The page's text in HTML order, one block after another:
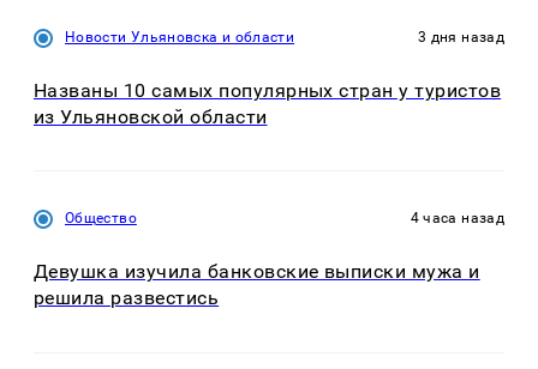
Новости Ульяновска и области 3 дня назад
Названы 10 самых популярных стран у туристов
из Ульяновской области
Общество 4 часа назад
Девушка изучила банковские выписки мужа и
решила развестись